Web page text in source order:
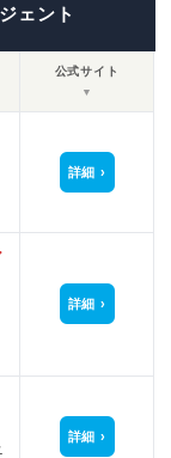
ェント
公式サイト
▼
詳細
詳細
詳細